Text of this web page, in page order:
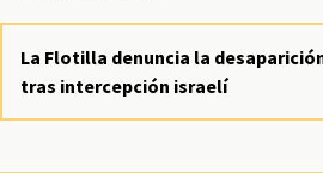
La Flotilla denuncia la
tras intercepción israelí